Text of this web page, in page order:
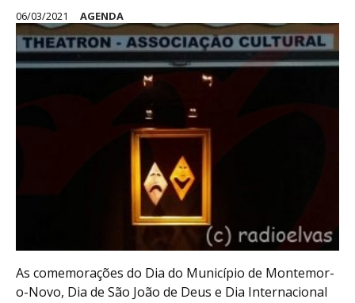
06/03/2021 AGENDA
As comemorações do Dia do Município de Montemor-
o-Novo, Dia de São João de Deus e Dia Internacional